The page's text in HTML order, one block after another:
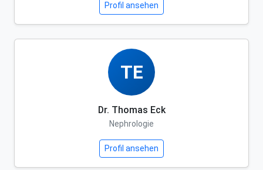
Profil ansehen
TE
Dr. Thomas Eck
Nephrologie
Profil ansehen